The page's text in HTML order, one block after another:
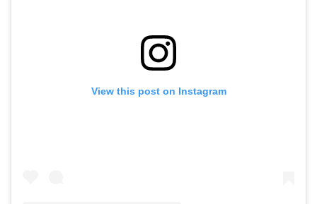
View this post on Instagram